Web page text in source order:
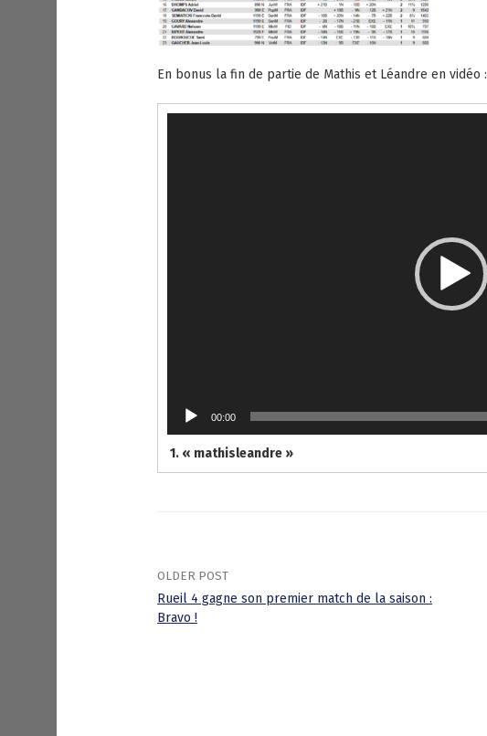
En bonus la fin de partie de Mathis et Léandre en vidéo :
00:00
1. « mathisleandre »
OLDER POST
Rueil 4 gagne son premier match de la saison :
Bravo !